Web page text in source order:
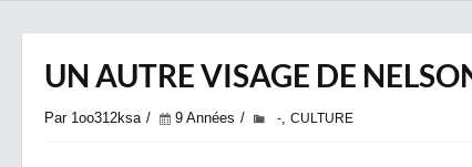
UN AUTRE VISAGE DE
Par 1oo312ksa 9 Années -, CULTURE